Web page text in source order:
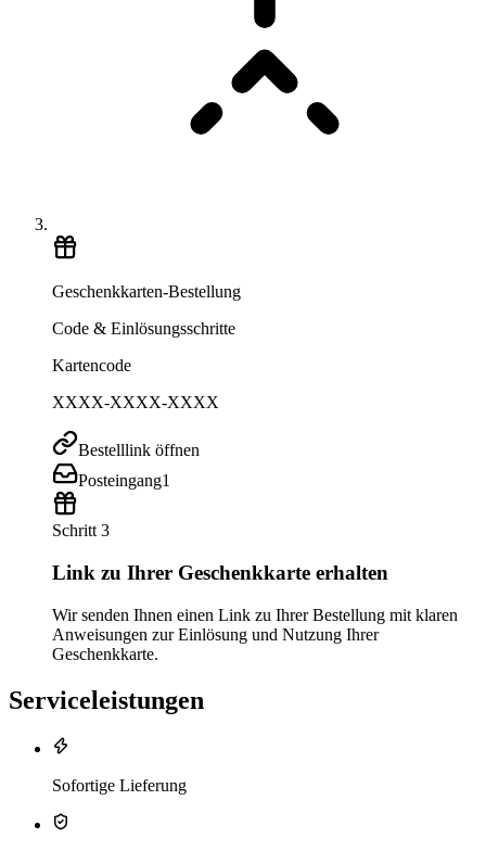
Geschenkkarten-Bestellung
Code & Einlösungsschritte
Kartencode
XXXX-XXXX-XXXX
Bestelllink öffnen
Posteingang1
Schritt 3
Link zu Ihrer Geschenkkarte erhalten
Wir senden Ihnen einen Link zu Ihrer Bestellung mit klaren
Anweisungen zur Einlösung und Nutzung Ihrer
Geschenkkarte.
Serviceleistungen
Sofortige Lieferung